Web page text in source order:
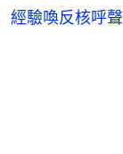
經驗喚反核呼聲